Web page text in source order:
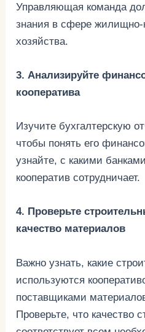
Управляющая команда
знания в сфере жилищно-
хозяйства.
3. Анализируйте
кооператива
Изучите бухгалтерскую
чтобы понять его
узнайте, с какими
кооператив сотрудничает.
4. Проверьте
качество материалов
Важно узнать, какие
используются
поставщиками
Проверьте, что качество